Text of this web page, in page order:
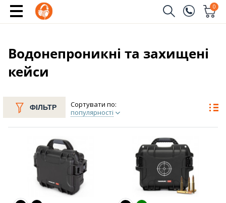
0
Надіслати
Водонепроникні та захищені
кейси
ФІЛЬТР
Сортувати по:
популярності